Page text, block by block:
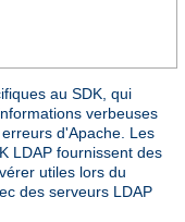
au SDK, qui
verbeuses
d'Apache. Les
LDAP fournissent des
utiles lors du
des serveurs LDAP